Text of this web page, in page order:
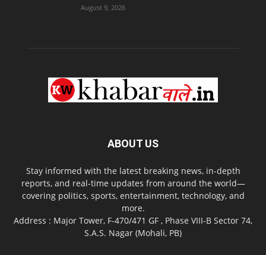
August 9, 2026
ABOUT US
Stay informed with the latest breaking news, in-depth
reports, and real-time updates from around the world—
covering politics, sports, entertainment, technology, and
more.
Address : Major Tower, F-470/471 GF , Phase VIII-B Sector 74,
S.A.S. Nagar (Mohali, PB)